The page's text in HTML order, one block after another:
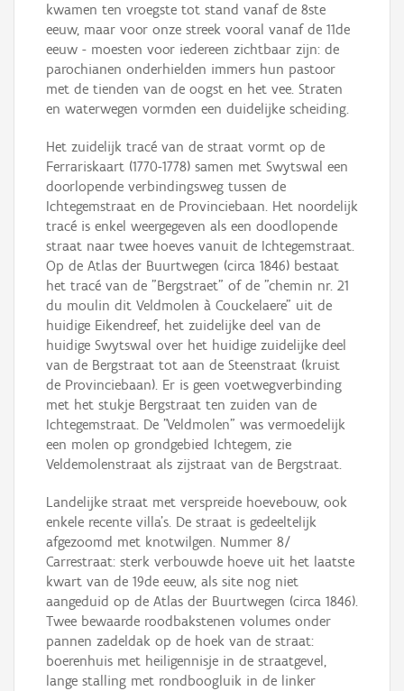
kwamen ten vroegste tot stand vanaf de 8ste
eeuw, maar voor onze streek vooral vanaf de 11de
eeuw - moesten voor iedereen zichtbaar zijn: de
parochianen onderhielden immers hun pastoor
met de tienden van de oogst en het vee. Straten
en waterwegen vormden een duidelijke scheiding.
Het zuidelijk tracé van de straat vormt op de
Ferrariskaart (1770-1778) samen met Swytswal een
doorlopende verbindingsweg tussen de
Ichtegemstraat en de Provinciebaan. Het noordelijk
tracé is enkel weergegeven als een doodlopende
straat naar twee hoeves vanuit de Ichtegemstraat.
Op de Atlas der Buurtwegen (circa 1846) bestaat
het tracé van de "Bergstraet" of de "chemin nr. 21
du moulin dit Veldmolen à Couckelaere" uit de
huidige Eikendreef, het zuidelijke deel van de
huidige Swytswal over het huidige zuidelijke deel
van de Bergstraat tot aan de Steenstraat (kruist
de Provinciebaan). Er is geen voetwegverbinding
met het stukje Bergstraat ten zuiden van de
Ichtegemstraat. De "Veldmolen" was vermoedelijk
een molen op grondgebied Ichtegem, zie
Veldemolenstraat als zijstraat van de Bergstraat.
Landelijke straat met verspreide hoevebouw, ook
enkele recente villa's. De straat is gedeeltelijk
afgezoomd met knotwilgen. Nummer 8/
Carrestraat: sterk verbouwde hoeve uit het laatste
kwart van de 19de eeuw, als site nog niet
aangeduid op de Atlas der Buurtwegen (circa 1846).
Twee bewaarde roodbakstenen volumes onder
pannen zadeldak op de hoek van de straat:
boerenhuis met heiligennisje in de straatgevel,
lange stalling met rondboogluik in de linker